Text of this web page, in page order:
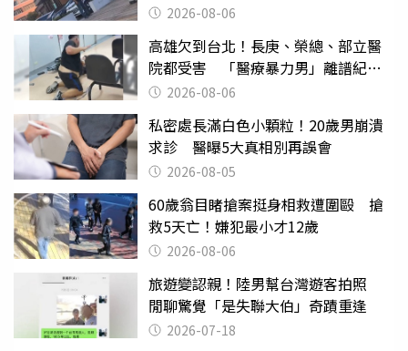
2026-08-06
高雄欠到台北！長庚、榮總、部立醫
院都受害 「醫療暴力男」離譜紀錄
曝光2026-08-06
私密處長滿白色小顆粒！20歲男崩潰
求診 醫曝5大真相別再誤會
2026-08-05
60歲翁目睹搶案挺身相救遭圍毆 搶
救5天亡！嫌犯最小才12歲
2026-08-06
旅遊變認親！陸男幫台灣遊客拍照
閒聊驚覺「是失聯大伯」奇蹟重逢
2026-07-18